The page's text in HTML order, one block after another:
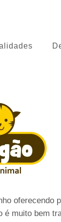
oferecendo
é muito bem